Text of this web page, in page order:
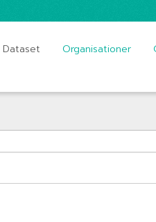
Dataset Organisationer